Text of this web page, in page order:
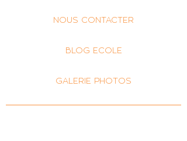
NOUS CONTACTER
BLOG ECOLE
GALERIE PHOTOS